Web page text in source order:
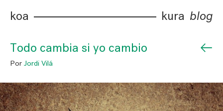
koa kura blog
Todo cambia si yo cambio ←
Por Jordi Vilá